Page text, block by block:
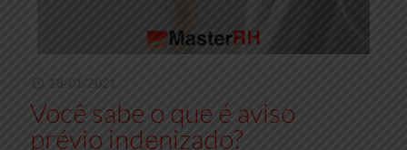
18/01/2021
Você sabe o que é aviso
prévio indenizado?